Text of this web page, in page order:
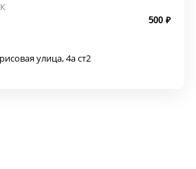
500 ₽
улица, 4а ст2